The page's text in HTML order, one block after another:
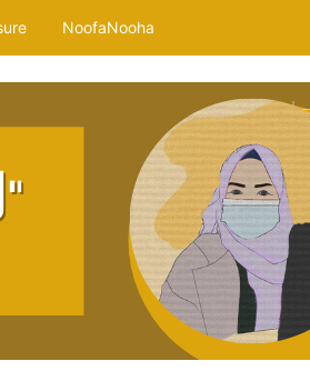
NoofaNooha